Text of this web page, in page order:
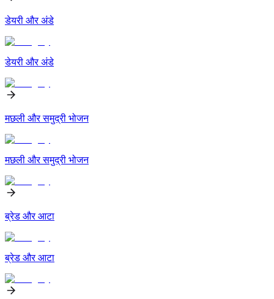
डेयरी और अंडे
डेयरी और अंडे
मछली और समुद्री भोजन
मछली और समुद्री भोजन
ब्रेड और आटा
ब्रेड और आटा